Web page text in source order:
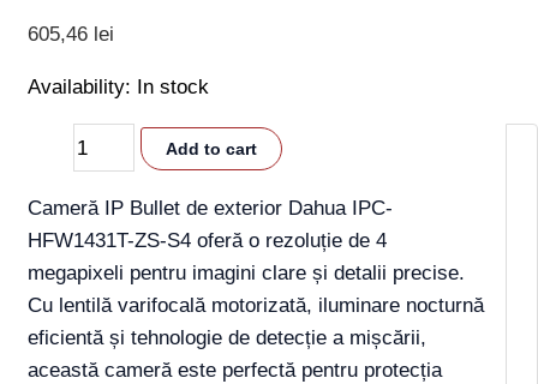
605,46 lei
Availability: In stock
Add to cart
Cameră IP Bullet de exterior Dahua IPC-
HFW1431T-ZS-S4 oferă o rezoluție de 4
megapixeli pentru imagini clare și detalii precise.
Cu lentilă varifocală motorizată, iluminare nocturnă
eficientă și tehnologie de detecție a mișcării,
această cameră este perfectă pentru protecția